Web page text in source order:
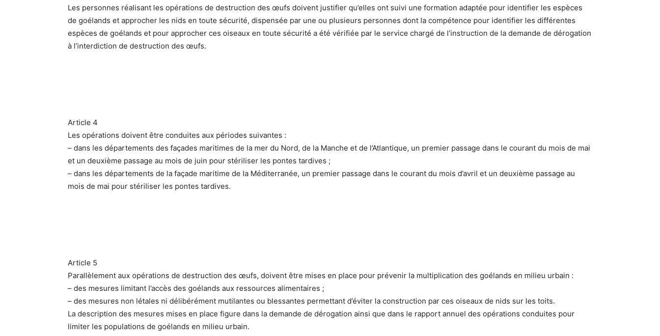
Les personnes réalisant les opérations de destruction des œufs doivent justifier qu’elles ont suivi une formation adaptée pour identifier les espèces
de goélands et approcher les nids en toute sécurité, dispensée par une ou plusieurs personnes dont la compétence pour identifier les différentes
espèces de goélands et pour approcher ces oiseaux en toute sécurité a été vérifiée par le service chargé de l’instruction de la demande de dérogation
à l’interdiction de destruction des œufs.
Article 4
Les opérations doivent être conduites aux périodes suivantes :
– dans les départements des façades maritimes de la mer du Nord, de la Manche et de l’Atlantique, un premier passage dans le courant du mois de mai
et un deuxième passage au mois de juin pour stériliser les pontes tardives ;
– dans les départements de la façade maritime de la Méditerranée, un premier passage dans le courant du mois d’avril et un deuxième passage au
mois de mai pour stériliser les pontes tardives.
Article 5
Parallèlement aux opérations de destruction des œufs, doivent être mises en place pour prévenir la multiplication des goélands en milieu urbain :
– des mesures limitant l’accès des goélands aux ressources alimentaires ;
– des mesures non létales ni délibérément mutilantes ou blessantes permettant d’éviter la construction par ces oiseaux de nids sur les toits.
La description des mesures mises en place figure dans la demande de dérogation ainsi que dans le rapport annuel des opérations conduites pour
limiter les populations de goélands en milieu urbain.